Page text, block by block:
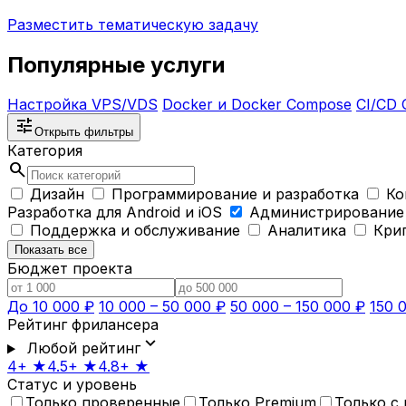
Разместить тематическую задачу
Популярные услуги
Настройка VPS/VDS Docker и Docker Compose CI/CD
tune Открыть фильтры
Категория
search
Дизайн Программирование и разработка
Разработка для Android и iOS
Администрирование
Поддержка и обслуживание
Аналитика
Показать все
Бюджет проекта
До 10 000 ₽ 10 000 – 50 000 ₽ 50 000 – 150 000 ₽ 150
Рейтинг фрилансера
Любой рейтингexpand_more
4+ ★4.5+ ★4.8+ ★
Статус и уровень